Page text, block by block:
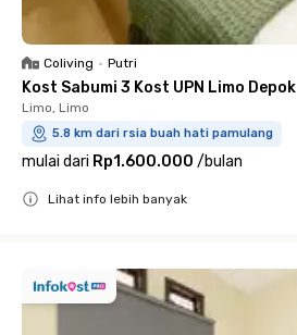
Coliving • Putri
Kost Sabumi 3 Kost UPN Limo Depok
Limo, Limo
5.8 km dari rsia buah hati pamulang
mulai dari Rp1.600.000 /bulan
Lihat info lebih banyak